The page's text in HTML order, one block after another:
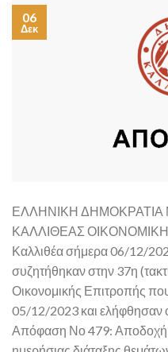
06
Δεκ
ΕΛΛΗΝΙΚΗ
ΚΑΛΛΙΘΕΑΣ ΟΙΚΟΝΟΜΙΚΗ
Καλλιθέα σήμερα 06/12/
συζητήθηκαν στην 37η
Οικονομικής Επιτροπής
05/12/2023 και ελήφθησαν
Απόφαση Νο 479: Αποδοχή